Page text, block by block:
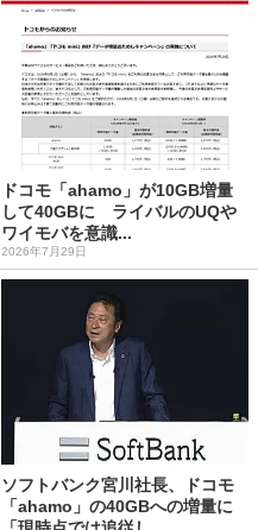
ドコモ「ahamo」が10GB増量
して40GBに ライバルのUQや
ワイモバを意識...
2026年7月29日
ソフトバンク宮川社長、ドコモ
「ahamo」の40GBへの増量に